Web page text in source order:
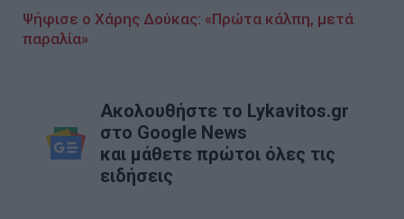
Ψήφισε ο Χάρης Δούκας: «Πρώτα κάλπη, μετά
παραλία»
Ακολουθήστε το Lykavitos.gr
στο Google News
και μάθετε πρώτοι όλες τις
ειδήσεις